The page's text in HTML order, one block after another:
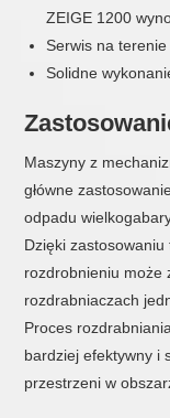
ZEIGE 1200
Serwis na terenie
Solidne
Maszyny z
główne
odpadu
Dzięki
rozdrobnieniu może
rozdrabniaczach
Proces
bardziej efektywny i
przestrzeni w